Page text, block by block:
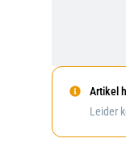
Artikel
Leider